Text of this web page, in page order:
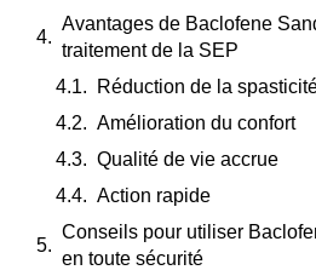
Avantages de Baclofene
traitement de la SEP
Réduction de la
Amélioration du confort
Qualité de vie accrue
Action rapide
Conseils pour utiliser
en toute sécurité